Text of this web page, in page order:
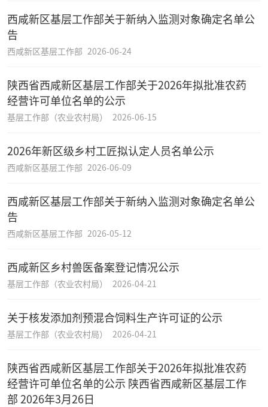
西咸新区基层工作部关于新纳入监测对象确定名单公
告
西咸新区基层工作部 2026-06-24
陕西省西咸新区基层工作部关于2026年拟批准农药
经营许可单位名单的公示
基层工作部（农业农村局） 2026-06-15
2026年新区级乡村工匠拟认定人员名单公示
西咸新区基层工作部 2026-06-09
西咸新区基层工作部关于新纳入监测对象确定名单公
告
西咸新区基层工作部 2026-05-12
西咸新区乡村兽医备案登记情况公示
基层工作部（农业农村局） 2026-04-21
关于核发添加剂预混合饲料生产许可证的公示
基层工作部（农业农村局） 2026-04-21
陕西省西咸新区基层工作部关于2026年拟批准农药
经营许可单位名单的公示 陕西省西咸新区基层工作
部 2026年3月26日